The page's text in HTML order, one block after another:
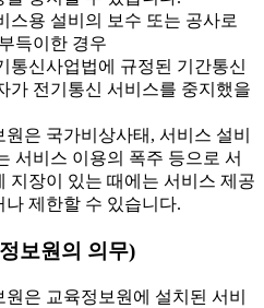
스용 설비의 보수 또는 공사로
득이한 경우
통신사업법에 규정된 기간통신
가 전기통신 서비스를 중지했을
은 국가비상사태, 서비스 설비
서비스 이용의 폭주 등으로 서
지장이 있는 때에는 서비스 제공
나 제한할 수 있습니다.
보원의 의무)
은 교육정보원에 설치된 서비